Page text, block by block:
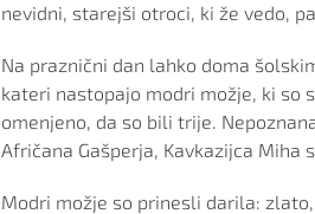
nevidni, starejši otroci, ki že vedo,
Na praznični dan lahko doma
kateri nastopajo modri možje, ki so
omenjeno, da so bili trije.
Afričana Gašperja, Kavkazijca
Modri možje so prinesli darila: